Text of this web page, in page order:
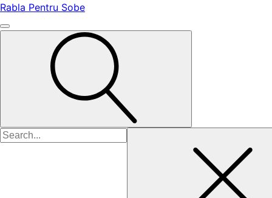
Rabla Pentru Sobe
Caută